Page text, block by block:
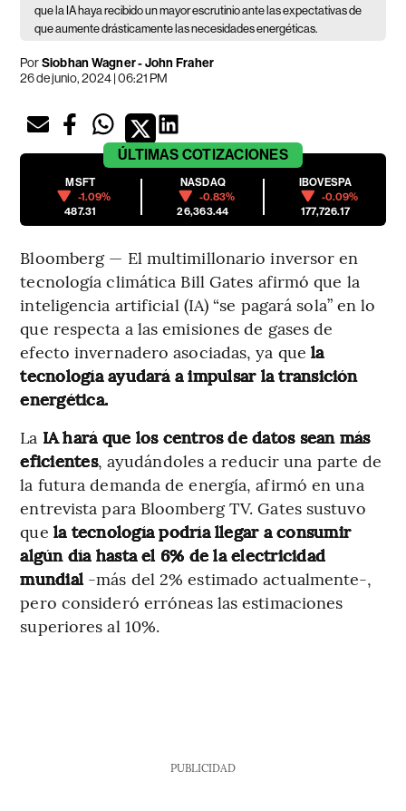
que la IA haya recibido un mayor escrutinio ante las expectativas de
que aumente drásticamente las necesidades energéticas.
PorSiobhan Wagner - John Fraher
26 de junio, 2024 | 06:21 PM
ÚLTIMAS COTIZACIONES
MSFT
-1.09%
487.31
NASDAQ
-0.83%
26,363.44
IBOVESPA
-0.09%
177,726.17
Bloomberg — El multimillonario inversor en
tecnología climática Bill Gates afirmó que la
inteligencia artificial (IA) “se pagará sola” en lo
que respecta a las emisiones de gases de
efecto invernadero asociadas, ya quela
tecnología ayudará a impulsar la transición
energética.
La IA hará que los centros de datos sean más
eficientes, ayudándoles a reducir una parte de
la futura demanda de energía, afirmó en una
entrevista para Bloomberg TV. Gates sustuvo
que la tecnología podría llegar a consumir
algún día hasta el 6% de la electricidad
mundial -más del 2% estimado actualmente-,
pero consideró erróneas las estimaciones
superiores al 10%.
PUBLICIDAD